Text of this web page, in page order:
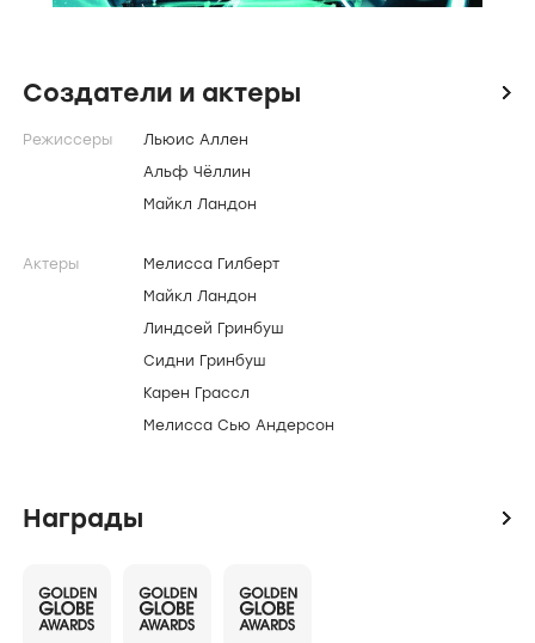
Создатели и актеры icon
Режиссеры
Льюис Аллен
Альф Чёллин
Майкл Ландон
Актеры
Мелисса Гилберт
Майкл Ландон
Линдсей Гринбуш
Сидни Гринбуш
Карен Грассл
Мелисса Сью Андерсон
Награды icon